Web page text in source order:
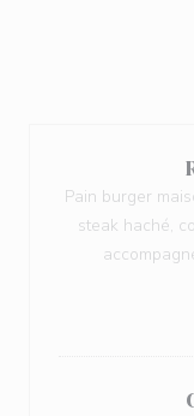
Pain burger
steak haché,